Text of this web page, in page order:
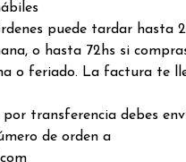
puede tardar hasta
o hasta 72hs si
o feriado. La factura te
por transferencia debes
de orden a